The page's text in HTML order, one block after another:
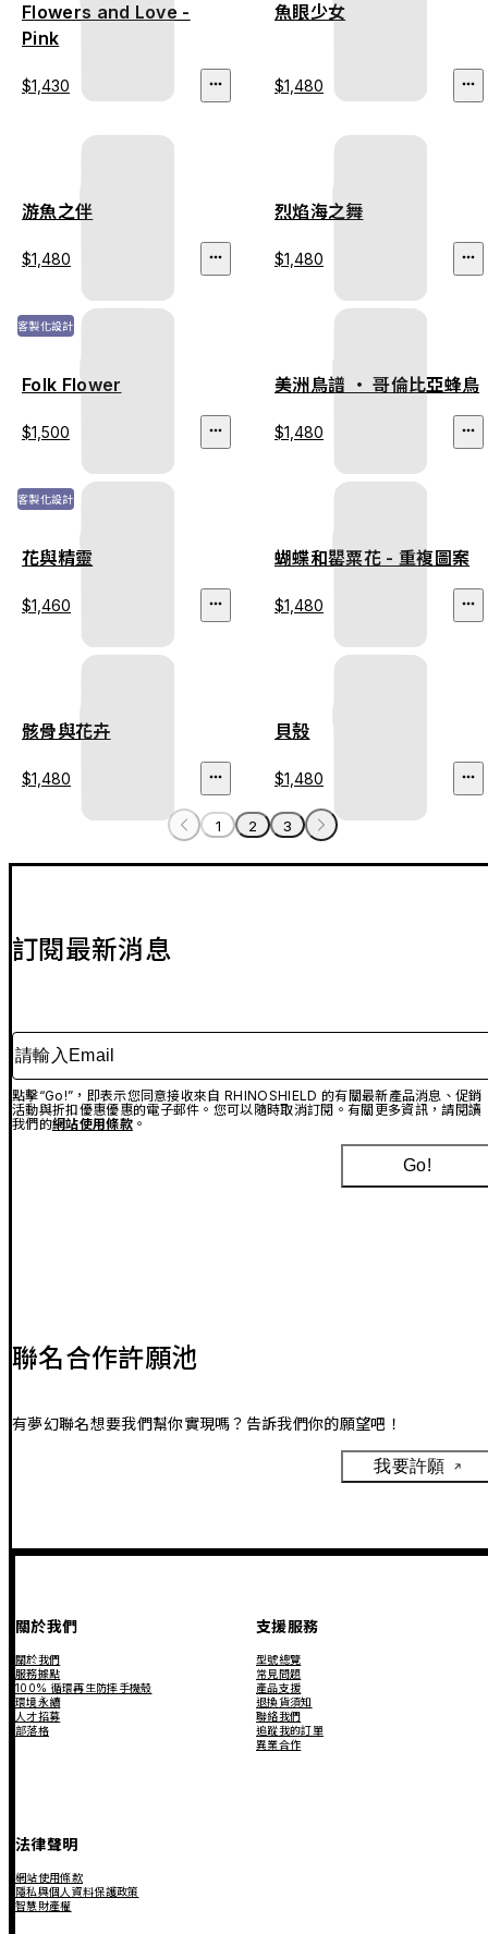
Flowers and Love -
Pink
$1,430
魚眼少女
$1,480
游魚之伴
$1,480
烈焰海之舞
$1,480
客製化設計
Folk Flower
$1,500
美洲鳥譜 ‧ 哥倫比亞蜂鳥
$1,480
客製化設計
花與精靈
$1,460
蝴蝶和罌粟花 - 重複圖案
$1,480
骸骨與花卉
$1,480
貝殼
$1,480
1 2 3
訂閱最新消息
請輸入Email
點擊“Go!”，即表示您同意接收來自 RHINOSHIELD 的有關最新產品消息、促銷
活動與折扣優惠優惠的電子郵件。您可以隨時取消訂閱。有關更多資訊，請閱讀
我們的網站使用條款。
Go!
聯名合作許願池
有夢幻聯名想要我們幫你實現嗎？告訴我們你的願望吧！
我要許願
關於我們
關於我們
服務據點
100% 循環再生防摔手機殼
環境永續
人才招募
部落格
支援服務
型號總覽
常見問題
產品支援
退換貨須知
聯絡我們
追蹤我的訂單
異業合作
法律聲明
網站使用條款
隱私與個人資料保護政策
智慧財產權